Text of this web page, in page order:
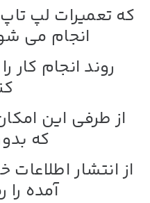
که تعمیرات لپ
انجام می
روند انجام کار
از طرفی این
که
از انتشار
آمده را